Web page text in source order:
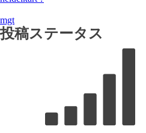
mgt
投稿ステータス